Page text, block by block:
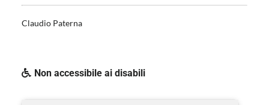
Claudio Paterna
Non accessibile ai disabili